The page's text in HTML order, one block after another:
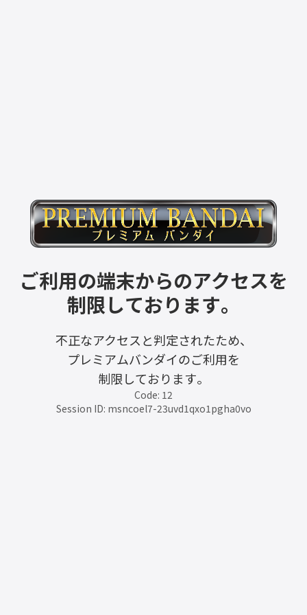
ご利用の端末からのアクセスを
制限しております。
不正なアクセスと判定されたため、
プレミアムバンダイのご利用を
制限しております。
Code: 12
Session ID: msncoel7-23uvd1qxo1pgha0vo